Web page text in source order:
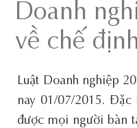
Doanh
về chế
Luật Doanh nghiệp
nay 01/07/2015.
được mọi người bàn